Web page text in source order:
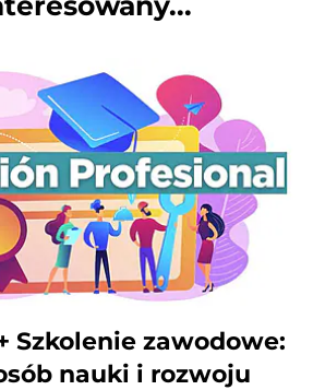
Szkolenie zawodowe:
nauki i rozwoju